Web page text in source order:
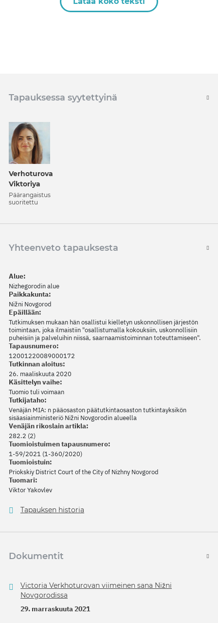
Tapauksessa syytettyinä
Verhoturova
Viktoriya
Päärangaistus
suoritettu
Yhteenveto tapauksesta
Alue:
Nizhegorodin alue
Paikkakunta:
Nižni Novgorod
Epäillään:
Tutkimuksen mukaan hän osallistui kielletyn uskonnollisen järjestön
toimintaan, joka ilmaistiin "osallistumalla kokouksiin, uskonnollisiin
puheisiin ja palveluihin niissä, saarnaamistoiminnan toteuttamiseen".
Tapausnumero:
12001220089000172
Tutkinnan aloitus:
26. maaliskuuta 2020
Käsittelyn vaihe:
Tuomio tuli voimaan
Tutkijataho:
Venäjän MIA: n pääosaston päätutkintaosaston tutkintayksikön
sisäasiainministeriö Nižni Novgorodin alueella
Venäjän rikoslain artikla:
282.2 (2)
Tuomioistuimen tapausnumero:
1-59/2021 (1-360/2020)
Tuomioistuin:
Priokskiy District Court of the City of Nizhny Novgorod
Tuomari:
Viktor Yakovlev
Tapauksen historia
Dokumentit
Victoria Verkhoturovan viimeinen sana Nižni
Novgorodissa
29. marraskuuta 2021